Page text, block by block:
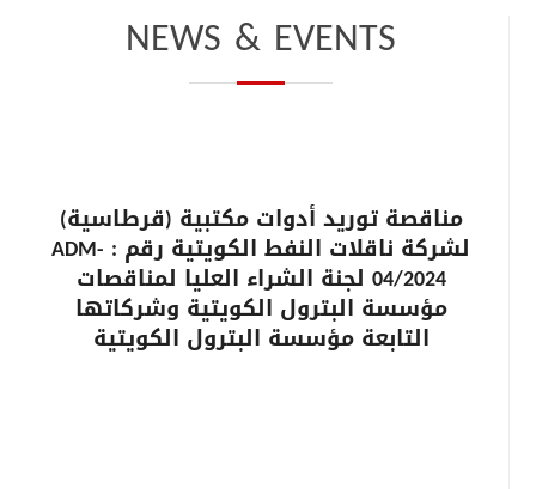
NEWS & EVENTS
مناقصة توريد أدوات مكتبية (قرطاسية)
لشركة ناقلات النفط الكويتية رقم : ADM-
04/2024 لجنة الشراء العليا لمناقصات
مؤسسة البترول الكويتية وشركاتها
التابعة مؤسسة البترول الكويتية